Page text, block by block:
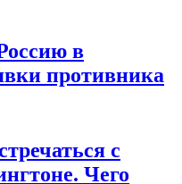
в
противника
с
Чего